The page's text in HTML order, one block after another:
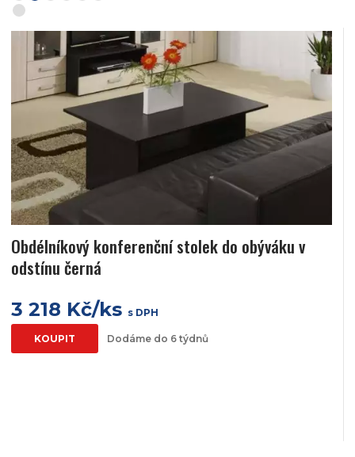
Obdélníkový konferenční stolek do obýváku v
odstínu černá
3 218 Kč/ks s DPH
KOUPIT Dodáme do 6 týdnů